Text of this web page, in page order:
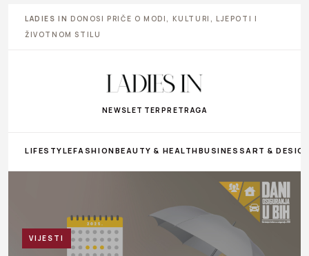
LADIES IN DONOSI PRIČE O MODI, KULTURI, LJEPOTI I
ŽIVOTNOM STILU
NEWSLETTER PRETRAGA
LIFESTYLEFASHIONBEAUTY & HEALTHBUSINESS ART &
VIJESTI